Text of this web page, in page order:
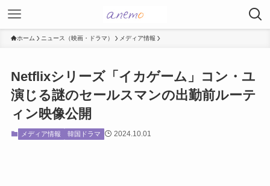
ホーム ニュース（映画・ドラマ） メディア情報
Netflixシリーズ「イカゲーム」コン・ユ
演じる謎のセールスマンの出勤前ルーテ
ィン映像公開
メディア情報 韓国ドラマ 2024.10.01